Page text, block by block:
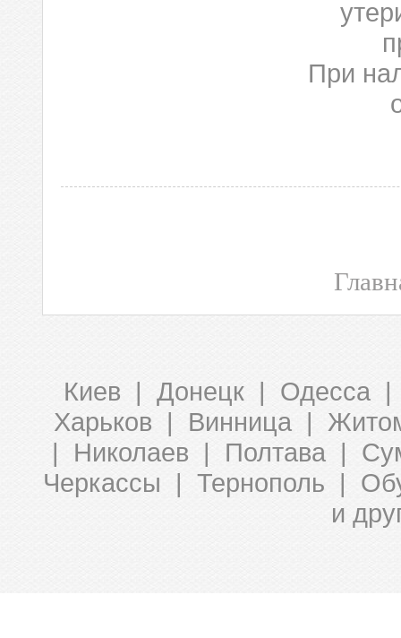
При
Киев | Донецк | Одесса |
Харьков | Винница |
| Николаев | Полтава |
Черкассы | Тернополь |
и